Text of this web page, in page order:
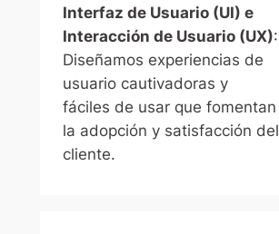
Interfaz de Usuario (UI) e
Interacción de Usuario (UX):
Diseñamos experiencias de
usuario cautivadoras y
fáciles de usar que fomentan
la adopción y satisfacción del
cliente.